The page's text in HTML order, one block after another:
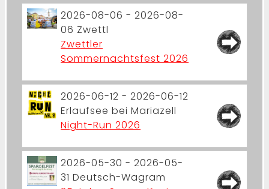
2026-08-06 - 2026-08-
06 Zwettl
Zwettler
Sommernachtsfest 2026
2026-06-12 - 2026-06-12
Erlaufsee bei Mariazell
Night-Run 2026
2026-05-30 - 2026-05-
31 Deutsch-Wagram